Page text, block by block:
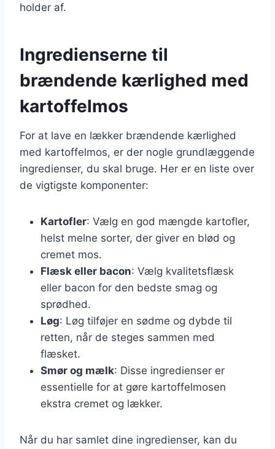
holder af.
Ingredienserne til
brændende kærlighed med
kartoffelmos
For at lave en lækker brændende kærlighed
med kartoffelmos, er der nogle grundlæggende
ingredienser, du skal bruge. Her er en liste over
de vigtigste komponenter:
Kartofler: Vælg en god mængde kartofler,
helst melne sorter, der giver en blød og
cremet mos.
Flæsk eller bacon: Vælg kvalitetsflæsk
eller bacon for den bedste smag og
sprødhed.
Løg: Løg tilføjer en sødme og dybde til
retten, når de steges sammen med
flæsket.
Smør og mælk: Disse ingredienser er
essentielle for at gøre kartoffelmosen
ekstra cremet og lækker.
Når du har samlet dine ingredienser, kan du